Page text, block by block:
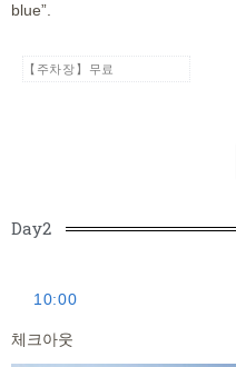
blue”.
【주차장】무료
Day2
10:00
체크아웃